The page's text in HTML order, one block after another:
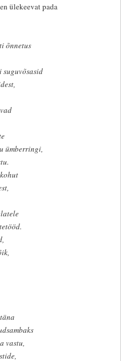
ülekeevat pada
õnnetus
suguvõsasid
ümberringi,
vastu,